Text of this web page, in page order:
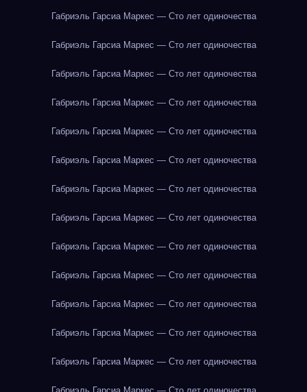
Габриэль Гарсиа Маркес — Сто лет одиночества
Габриэль Гарсиа Маркес — Сто лет одиночества
Габриэль Гарсиа Маркес — Сто лет одиночества
Габриэль Гарсиа Маркес — Сто лет одиночества
Габриэль Гарсиа Маркес — Сто лет одиночества
Габриэль Гарсиа Маркес — Сто лет одиночества
Габриэль Гарсиа Маркес — Сто лет одиночества
Габриэль Гарсиа Маркес — Сто лет одиночества
Габриэль Гарсиа Маркес — Сто лет одиночества
Габриэль Гарсиа Маркес — Сто лет одиночества
Габриэль Гарсиа Маркес — Сто лет одиночества
Габриэль Гарсиа Маркес — Сто лет одиночества
Габриэль Гарсиа Маркес — Сто лет одиночества